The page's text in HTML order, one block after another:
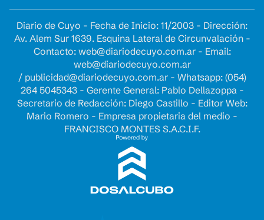
Diario de Cuyo - Fecha de Inicio: 11/2003 - Dirección:
Av. Alem Sur 1639. Esquina Lateral de Circunvalación -
Contacto: web@diariodecuyo.com.ar- Email:
web@diariodecuyo.com.ar
/ publicidad@diariodecuyo.com.ar- Whatsapp: (054)
264 5045343 - Gerente General: Pablo Dellazoppa -
Secretario de Redacción: Diego Castillo - Editor Web:
Mario Romero - Empresa propietaria del medio -
FRANCISCO MONTES S.A.C.I.F.